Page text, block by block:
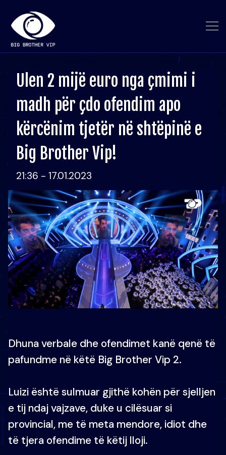
Ulen 2 mijë euro nga çmimi i
madh për çdo ofendim apo
kërcënim tjetër në shtëpinë e
Big Brother Vip!
21:36 - 17.01.2023
Dhuna verbale dhe ofendimet kanë qenë të
pafundme në këtë Big Brother Vip 2.
Luizi është sulmuar gjithë kohën për sjelljen
e tij ndaj vajzave, duke u cilësuar si
provincial, me të meta mendore, idiot dhe
të tjera ofendime të këtij lloji.